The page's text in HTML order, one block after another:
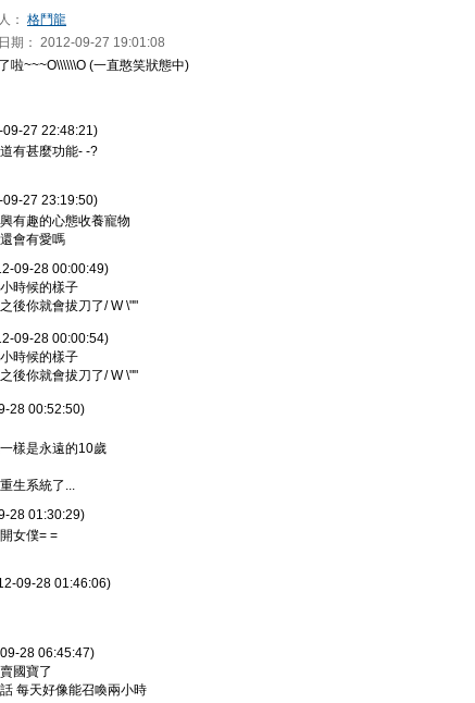
： 格鬥龍
期： 2012-09-27 19:01:08
啦~~~O\\\\\\O (一直憨笑狀態中)
09-27 22:48:21)
有甚麼功能- -?
09-27 23:19:50)
有趣的心態收養寵物
會有愛嗎
09-28 00:00:49)
時候的樣子
後你就會拔刀了/ W \""
09-28 00:00:54)
時候的樣子
後你就會拔刀了/ W \""
28 00:52:50)
樣是永遠的10歲
生系統了...
28 01:30:29)
女僕= =
09-28 01:46:06)
28 06:45:47)
國寶了
每天好像能召喚兩小時